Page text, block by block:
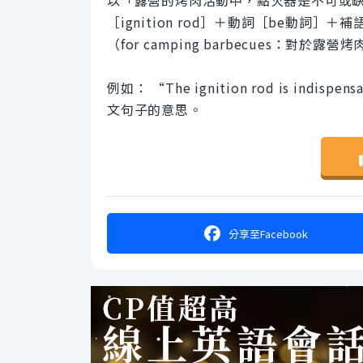
［ignition rod］＋動詞［be動詞］＋補
（for camping barbecues：對於露營烤
例如： “The ignition rod is
文句子的意思。
分享至Facebook